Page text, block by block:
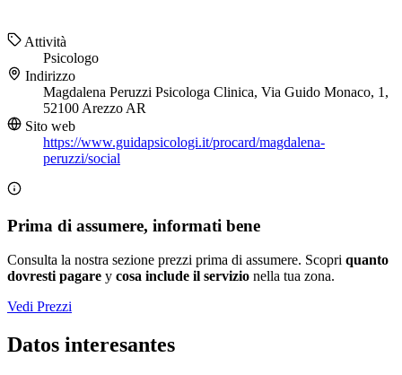
Attività
Psicologo
Indirizzo
Magdalena Peruzzi Psicologa Clinica, Via Guido Monaco, 1,
52100 Arezzo AR
Sito web
https://www.guidapsicologi.it/procard/magdalena-
peruzzi/social
Prima di assumere, informati bene
Consulta la nostra sezione prezzi prima di assumere. Scopri quanto
dovresti pagare y cosa include il servizio nella tua zona.
Vedi Prezzi
Datos interesantes